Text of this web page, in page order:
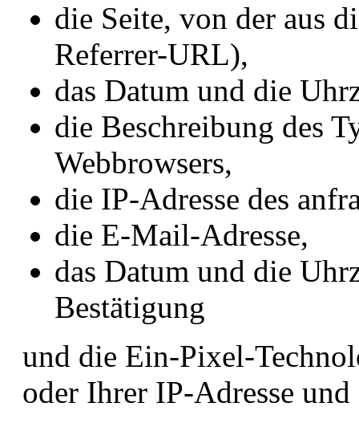
die Seite, von der aus
Referrer-URL),
das Datum und die
die Beschreibung des
Webbrowsers,
die IP-Adresse des
die E-Mail-Adresse,
das Datum und die
Bestätigung
und die Ein-Pixel-
oder Ihrer IP-Adresse